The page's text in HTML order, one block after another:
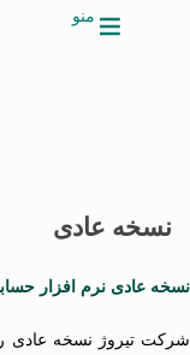
منو
نسخه عادی
نسخه عادی نرم افزار
شرکت تیروژ نسخه عادی